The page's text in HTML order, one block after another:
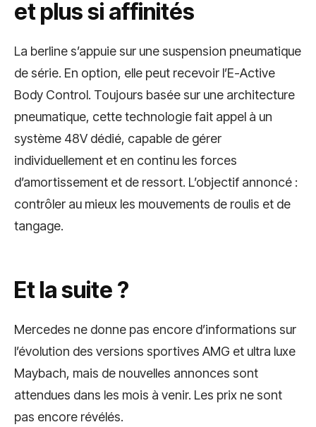
et plus si affinités
La berline s’appuie sur une suspension pneumatique
de série. En option, elle peut recevoir l’E-Active
Body Control. Toujours basée sur une architecture
pneumatique, cette technologie fait appel à un
système 48V dédié, capable de gérer
individuellement et en continu les forces
d’amortissement et de ressort. L’objectif annoncé :
contrôler au mieux les mouvements de roulis et de
tangage.
Et la suite ?
Mercedes ne donne pas encore d’informations sur
l’évolution des versions sportives AMG et ultra luxe
Maybach, mais de nouvelles annonces sont
attendues dans les mois à venir. Les prix ne sont
pas encore révélés.